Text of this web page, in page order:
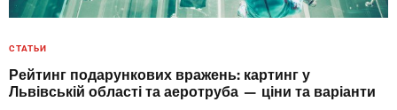
СТАТЬИ
Рейтинг подарункових вражень: картинг у
Львівській області та аеротруба — ціни та варіанти